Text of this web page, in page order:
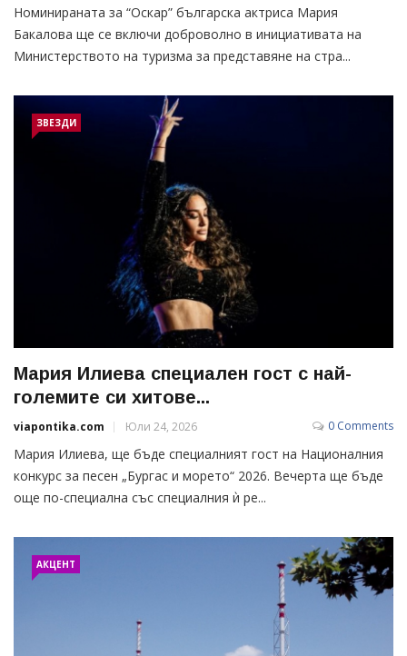
Номинираната за “Оскар” българска актриса Мария
Бакалова ще се включи доброволно в инициативата на
Министерството на туризма за представяне на стра...
ЗВЕЗДИ
Мария Илиева специален гост с най-
големите си хитове...
viapontika.com Юли 24, 2026 0 Comments
Мария Илиева, ще бъде специалният гост на Националния
конкурс за песен „Бургас и морето“ 2026. Вечерта ще бъде
още по-специална със специалния ѝ ре...
АКЦЕНТ